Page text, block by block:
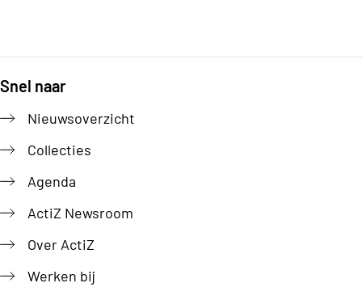
Snel naar
Nieuwsoverzicht
Collecties
Agenda
ActiZ Newsroom
Over ActiZ
Werken bij